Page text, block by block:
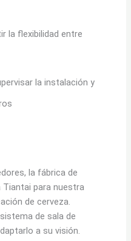
la flexibilidad entre
la instalación y
la fábrica de
Tiantai para nuestra
de cerveza.
de sala de
a su visión.